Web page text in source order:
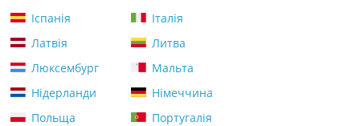
Іспанія
Італія
Латвія
Литва
Люксембург
Мальта
Нідерланди
Німеччина
Польща
Португалія